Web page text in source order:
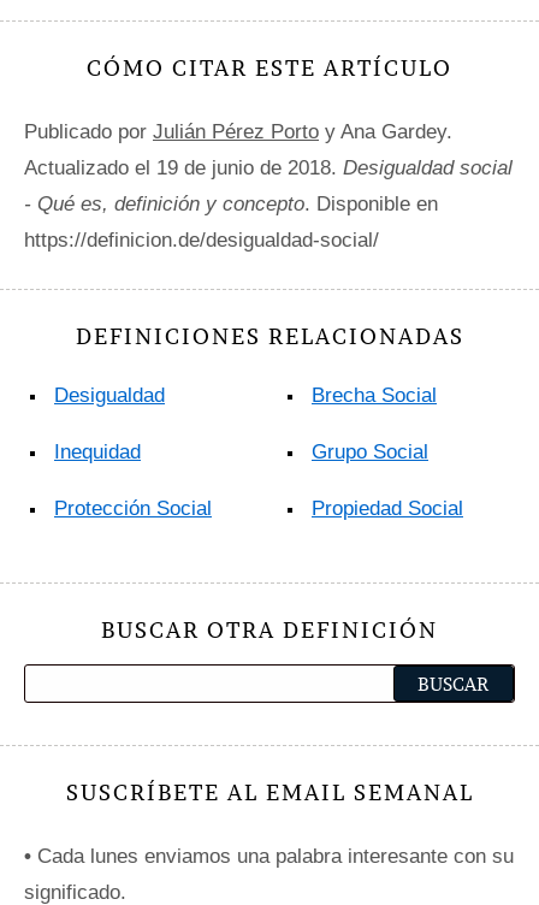
CÓMO CITAR ESTE ARTÍCULO
Publicado por Julián Pérez Porto y Ana Gardey.
Actualizado el 19 de junio de 2018. Desigualdad social
- Qué es, definición y concepto. Disponible en
https://definicion.de/desigualdad-social/
DEFINICIONES RELACIONADAS
Desigualdad
Inequidad
Protección Social
Brecha Social
Grupo Social
Propiedad Social
BUSCAR OTRA DEFINICIÓN
SUSCRÍBETE AL EMAIL SEMANAL
• Cada lunes enviamos una palabra interesante con su
significado.